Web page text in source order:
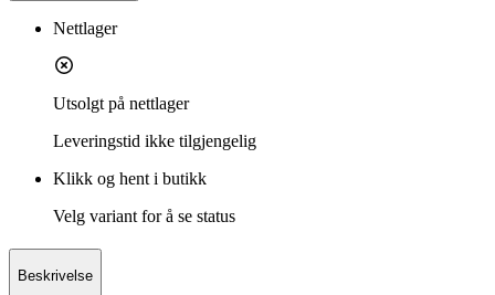
Nettlager
Utsolgt på nettlager
Leveringstid ikke tilgjengelig
Klikk og hent i butikk
Velg variant for å se status
Beskrivelse